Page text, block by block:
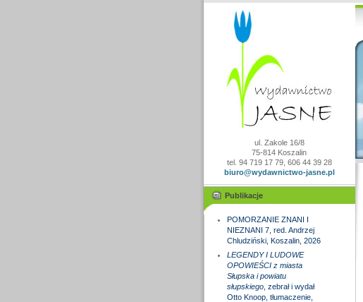
ul. Zakole 16/8
75-814 Koszalin
tel. 94 719 17 79, 606 44 39 28
biuro@wydawnictwo-jasne.pl
Publikacje
POMORZANIE ZNANI I
NIEZNANI 7, red. Andrzej
Chludziński, Koszalin, 2026
LEGENDY I LUDOWE
OPOWIEŚCI z miasta
Słupska i powiatu
słupskiego, zebrał i wydał
Otto Knoop, tłumaczenie,